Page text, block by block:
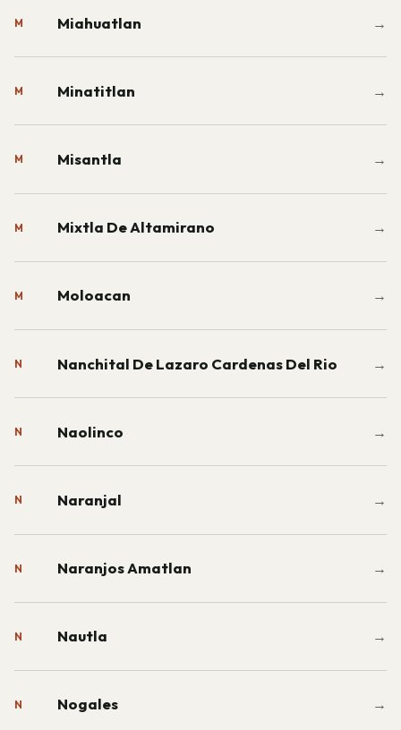
M Miahuatlan →
M Minatitlan →
M Misantla →
M Mixtla De Altamirano →
M Moloacan →
N Nanchital De Lazaro Cardenas Del Rio →
N Naolinco →
N Naranjal →
N Naranjos Amatlan →
N Nautla →
N Nogales →